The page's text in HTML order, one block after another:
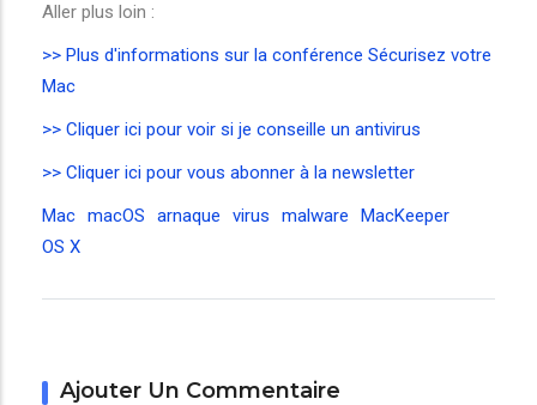
Aller plus loin :
>> Plus d'informations sur la conférence Sécurisez votre
Mac
>> Cliquer ici pour voir si je conseille un antivirus
>> Cliquer ici pour vous abonner à la newsletter
Mac macOS arnaque virus malware
MacKeeper
OS X
Ajouter Un Commentaire